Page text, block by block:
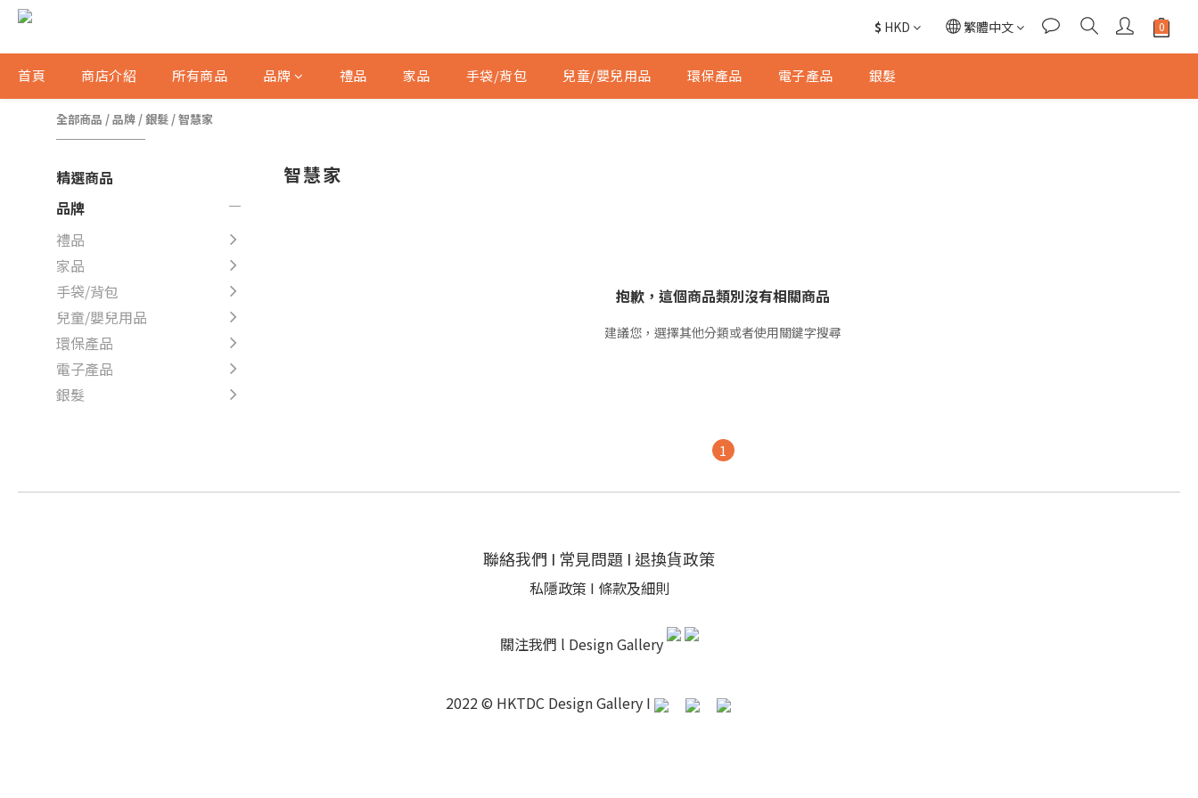
$ HKD 繁體中文
首頁 商店介紹 所有商品 品牌 禮品 家品 手袋/背包 兒童/嬰兒用品 環保產品 電子產品 銀髮
全部商品 /品牌 /銀髮 /智慧家
精選商品
品牌
禮品
家品
手袋/背包
兒童/嬰兒用品
環保產品
電子產品
銀髮
智慧家
抱歉，這個商品類別沒有相關商品
建議您，選擇其他分類或者使用關鍵字搜尋
1
聯絡我們 I 常見問題 I 退換貨政策
私隱政策 I 條款及細則
關注我們 l Design Gallery
2022 © HKTDC Design Gallery I